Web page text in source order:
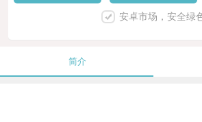
安卓市场，安全绿
简介